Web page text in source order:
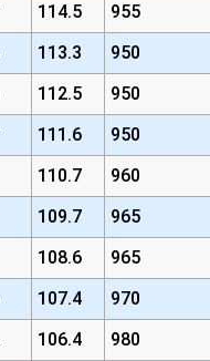
114.5
955
113.3
950
112.5
950
111.6
950
110.7
960
109.7
965
108.6
965
107.4
970
106.4
980